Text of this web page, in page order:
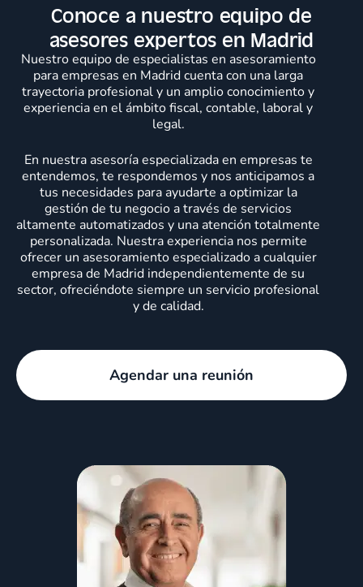
Conoce a nuestro equipo de
asesores expertos en Madrid
Nuestro equipo de especialistas en asesoramiento
para empresas en Madrid cuenta con una larga
trayectoria profesional y un amplio conocimiento y
experiencia en el ámbito fiscal, contable, laboral y
legal.
En nuestra asesoría especializada en empresas te
entendemos, te respondemos y nos anticipamos a
tus necesidades para ayudarte a optimizar la
gestión de tu negocio a través de servicios
altamente automatizados y una atención totalmente
personalizada. Nuestra experiencia nos permite
ofrecer un asesoramiento especializado a cualquier
empresa de Madrid independientemente de su
sector, ofreciéndote siempre un servicio profesional
y de calidad.
Agendar una reunión